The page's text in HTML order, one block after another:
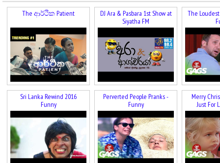
The ආර්ථික Patient
DJ Ara & Pasbara 1st Show at
Siyatha FM
The
Sri Lanka Rewind 2016
Funny
Perverted People Pranks -
Funny
Merry
Just For